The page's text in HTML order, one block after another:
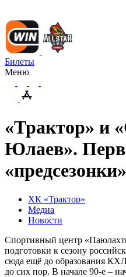
Билеты
Меню
«Трактор» и
Юлаев».
«предсезонки»
ХК «Трактор»
Медиа
Новости
Спортивный центр
подготовки к сезону
сюда ещё до образования
до сих пор. В начале 90-е –